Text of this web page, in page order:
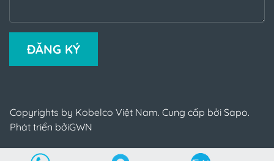
ĐĂNG KÝ
Copyrights by Kobelco Việt Nam. Cung cấp bởi Sapo.
Phát triển bởiGWN